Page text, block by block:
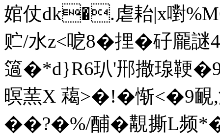
婠仗dk�.虐耛|x嚉
贮/水z<呝8�捚�矷龎謎
簻�*d}R6玐'郉撒瑔鞕�9
暝蓔X 藒>�!�惭<�9
��?�%/酺�覯撕L频